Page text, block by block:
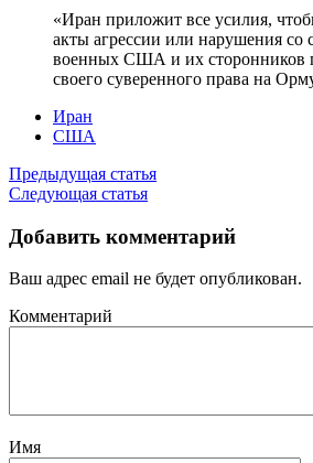
«Иран приложит все усилия,
акты агрессии или нарушения со
военных США и их сторонников
своего суверенного права на
Иран
США
Предыдущая статья
Следующая статья
Добавить комментарий
Ваш адрес email не будет опубликован.
Комментарий
Имя